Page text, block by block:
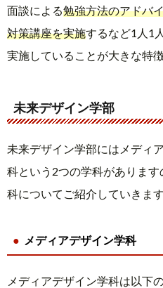
面談による勉強方法のアドバ
対策講座を実施するなど1人1
実施していることが大きな特
未来デザイン学部
未来デザイン学部にはメディ
科という2つの学科がありま
科についてご紹介していきます
メディアデザイン学科
メディアデザイン学科は以下